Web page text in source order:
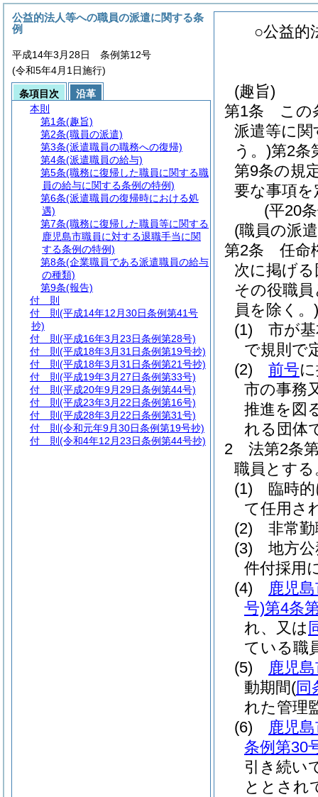
○公益的
(趣旨)
第1条
この
派遣等に関
う。)第2条
第9条の規
要な事項
(平20
(職員の派
第2条
任命
次に掲げ
その役職
員を除く。)
(1)
市が
で規則で
(2)
前号
市の事務
推進を図
れる団体
2
法第2条
職員とする
(1)
臨時
て任用さ
(2)
非常
(3)
地方
件付採用
(4)
鹿児
号)第4条
れ、又は
ている職
(5)
鹿児
動期間(同
れた管理
(6)
鹿児
条例第30
引き続い
ととされ
公益的法人等への職員の派遣に関する条
例
平成14年3月28日 条例第12号
(令和5年4月1日施行)
条項目次
沿革
本則
第1条(趣旨)
第2条(職員の派遣)
第3条(派遣職員の職務への復帰)
第4条(派遣職員の給与)
第5条(職務に復帰した職員に関する職
員の給与に関する条例の特例)
第6条(派遣職員の復帰時における処
遇)
第7条(職務に復帰した職員等に関する
鹿児島市職員に対する退職手当に関
する条例の特例)
第8条(企業職員である派遣職員の給与
の種類)
第9条(報告)
付 則
付 則 (平成14年12月30日条例第41号
抄)
付 則 (平成16年3月23日条例第28号)
付 則 (平成18年3月31日条例第19号抄)
付 則 (平成18年3月31日条例第21号抄)
付 則 (平成19年3月27日条例第33号)
付 則 (平成20年9月29日条例第44号)
付 則 (平成23年3月22日条例第16号)
付 則 (平成28年3月22日条例第31号)
付 則 (令和元年9月30日条例第19号抄)
付 則 (令和4年12月23日条例第44号抄)